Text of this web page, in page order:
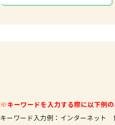
※キーワードを入力する際に以下例
キーワード入力例：インターネッ